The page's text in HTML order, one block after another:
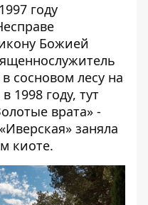
году
Божией
сосновом лесу на
1998 году, тут
врата» -
заняла
киоте.